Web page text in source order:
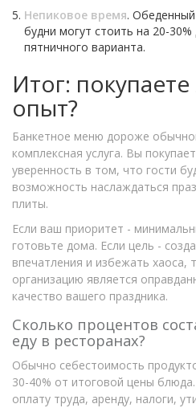
Непиковое время.
будни могут стоить на 20-
пятничного варианта.
Итог:
опыт?
Банкетное меню дороже
комплексная услуга. Вы
уверенность в том, что гости
возможность наслаждаться
плиты.
Если ваш приоритет -
готовьте дома. Если цель -
впечатления и избежать хаоса,
организацию является
качество вашего праздника.
Сколько процентов
еду в ресторанах?
Обычно себестоимость
30-40% от итоговой цены
оплату труда, аренду, налоги,